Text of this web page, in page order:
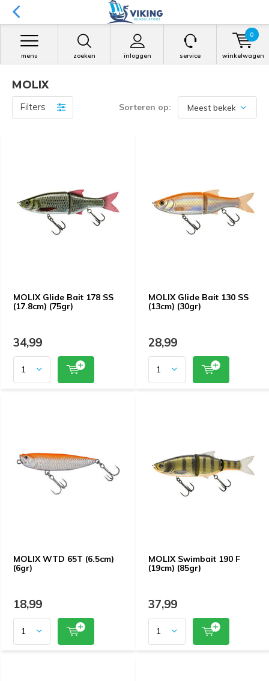
zoeken inloggen
menu service winkelwagen
0
MOLIX
Filters Sorteren op:
MOLIX Glide Bait 178 SS
(17.8cm) (75gr)
34,99
MOLIX Glide Bait 130 SS
(13cm) (30gr)
28,99
MOLIX WTD 65T (6.5cm)
(6gr)
18,99
MOLIX Swimbait 190 F
(19cm) (85gr)
37,99